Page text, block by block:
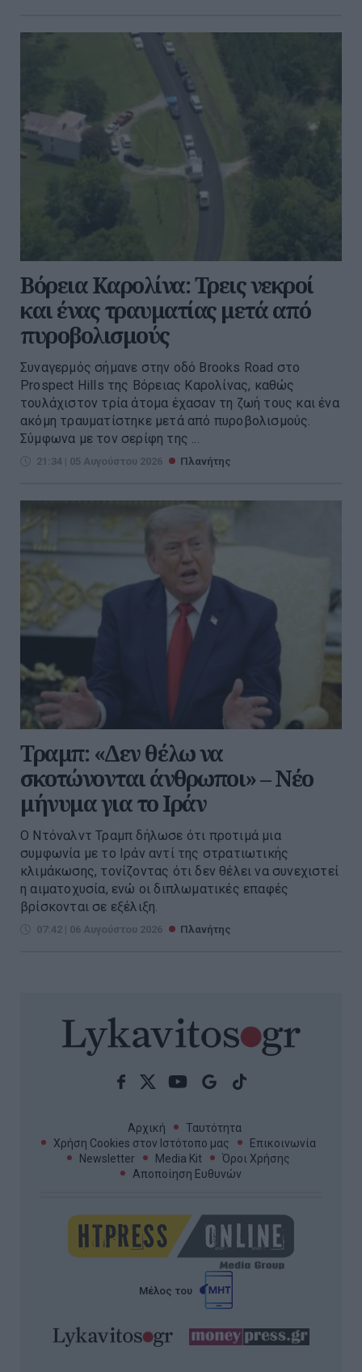
Βόρεια Καρολίνα: Τρεις νεκροί
και ένας τραυματίας μετά από
πυροβολισμούς
Συναγερμός σήμανε στην οδό Brooks Road στο
Prospect Hills της Βόρειας Καρολίνας, καθώς
τουλάχιστον τρία άτομα έχασαν τη ζωή τους και ένα
ακόμη τραυματίστηκε μετά από πυροβολισμούς.
Σύμφωνα με τον σερίφη της ...
21:34 | 05 Αυγούστου 2026 Πλανήτης
Τραμπ: «Δεν θέλω να
σκοτώνονται άνθρωποι» – Νέο
μήνυμα για το Ιράν
Ο Ντόναλντ Τραμπ δήλωσε ότι προτιμά μια
συμφωνία με το Ιράν αντί της στρατιωτικής
κλιμάκωσης, τονίζοντας ότι δεν θέλει να συνεχιστεί
η αιματοχυσία, ενώ οι διπλωματικές επαφές
βρίσκονται σε εξέλιξη.
07:42 | 06 Αυγούστου 2026 Πλανήτης
Αρχική
Ταυτότητα
Χρήση Cookies στον Ιστότοπο μας
Επικοινωνία
Newsletter
Media Kit
Όροι Χρήσης
Αποποίηση Ευθυνών
Μέλος του